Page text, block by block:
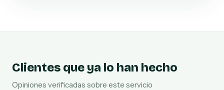
Clientes que ya lo han hecho
Opiniones verificadas sobre este servicio